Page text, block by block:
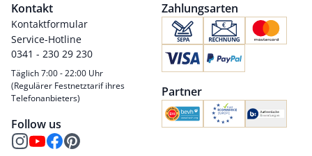
Kontakt
Kontaktformular
Service-Hotline
0341 - 230 29 230
Täglich 7:00 - 22:00 Uhr
(Regulärer Festnetztarif ihres
Telefonanbieters)
Follow us
Zahlungsarten
Partner